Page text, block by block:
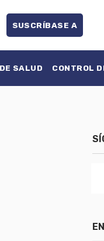
SUSCRÍBASE A
SALUD CONTROL